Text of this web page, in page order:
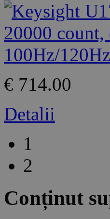
€ 714.00
Detalii
1
2
Conținut